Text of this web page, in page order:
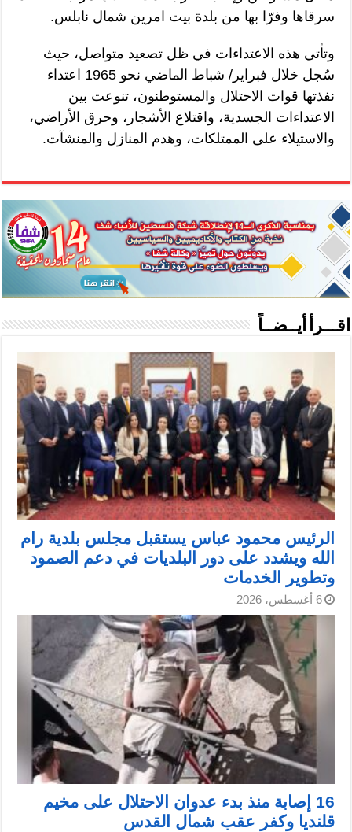
سرقاها وفرّا بها من بلدة بيت امرين شمال نابلس.
وتأتي هذه الاعتداءات في ظل تصعيد متواصل، حيث
سُجل خلال فبراير/ شباط الماضي نحو 1965 اعتداء
نفذتها قوات الاحتلال والمستوطنون، تنوعت بين
الاعتداءات الجسدية، واقتلاع الأشجار، وحرق الأراضي،
والاستيلاء على الممتلكات، وهدم المنازل والمنشآت.
اقـــرأ أيــضــاً
الرئيس محمود عباس يستقبل مجلس بلدية رام
الله ويشدد على دور البلديات في دعم الصمود
وتطوير الخدمات
6 أغسطس، 2026
16 إصابة منذ بدء عدوان الاحتلال على مخيم
قلنديا وكفر عقب شمال القدس